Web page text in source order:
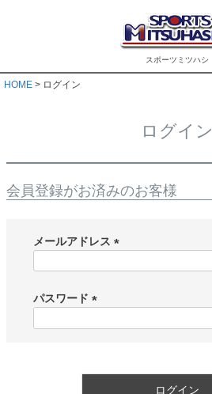
スポーツミツハシ
HOME ログイン
ログイン
会員登録がお済みのお客様
メールアドレス
)
パスワード
ログイン